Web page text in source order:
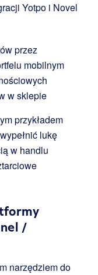
Yotpo i Novel
przez
mobilnym
w sklepie
przykładem
lukę
w handlu
/
narzędziem do